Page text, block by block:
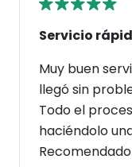
Servicio
Muy buen
llegó sin
Todo el
haciéndolo
Recomendado